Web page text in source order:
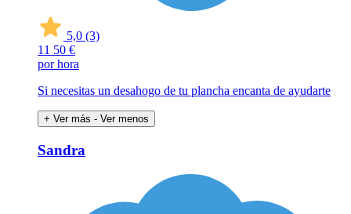
5,0 (3)
11 50 €
por hora
Si necesitas un desahogo de tu plancha encanta de ayudarte
+ Ver más - Ver menos
Sandra